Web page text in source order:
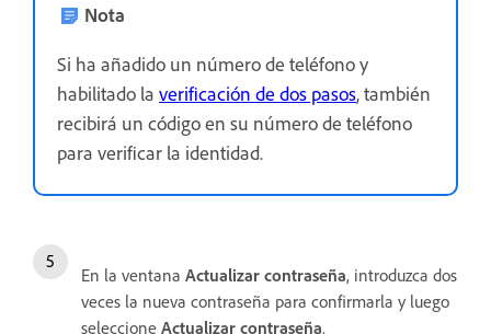
Nota
Si ha añadido un número de teléfono y
habilitado la verificación de dos pasos, también
recibirá un código en su número de teléfono
para verificar la identidad.
En la ventana Actualizar contraseña, introduzca dos
veces la nueva contraseña para confirmarla y luego
seleccione Actualizar contraseña.